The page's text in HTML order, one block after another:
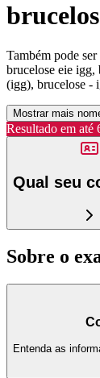
Também pode
brucelose eie
(igg), brucelose -
Mostrar mais
Resultado em até
Qual seu
Sobre o
Entenda as